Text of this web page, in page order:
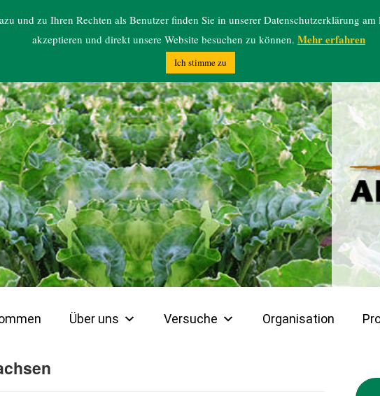
Über uns Versuche Organisation
und zu Ihren Rechten als Benutzer finden Sie in unserer Datenschutzerklärung
akzeptieren und direkt unsere Website besuchen zu können. Mehr erfahren
Ich stimme zu